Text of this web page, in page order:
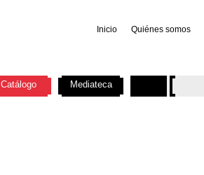
Inicio Quiénes somos
Catálogo Mediateca